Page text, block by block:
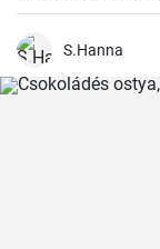
S.Hanna